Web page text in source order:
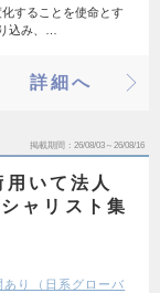
することを使命とす
込み、…
詳細へ
掲載期間 26/08/03～26/08/16
いて法人
ャリスト集
あり（日系グローバ